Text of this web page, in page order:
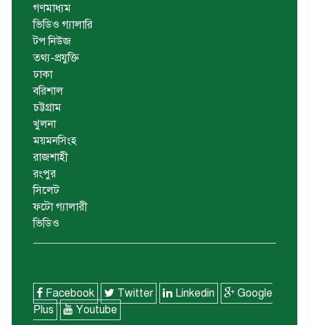
গণমাধ্যম
ভিডিও গ্যালারি
টপ নিউজ
তথ্য-প্রযুক্তি
ঢাকা
বরিশাল
চট্টগ্রাম
খুলনা
ময়মনসিংহ
রাজশাহী
রংপুর
সিলেট
ফটো গ্যালারী
ভিডিও
Facebook Twitter Linkedin
Google
Plus
Youtube